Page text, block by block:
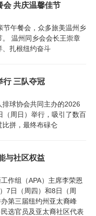
会 共庆温馨佳节
节午餐会，众多旅美温州乡
温州同乡会会长王崇章
、扎根纽约奋斗
行 三队夺冠
球协会共同主办的2026
（周日）举行，吸引了数百
拼，最终布碌仑
与社区权益
作组（APA）主席李荣恩
7日（周四）和8日（周
第三届纽约州亚太裔峰
选官员及亚太裔社区代表